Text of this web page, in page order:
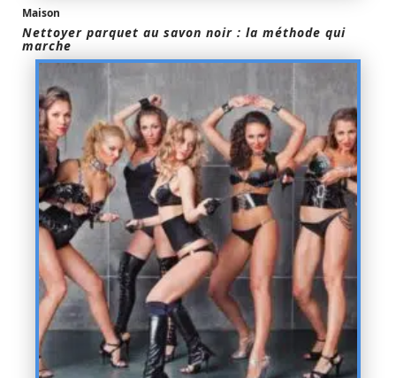
Maison
Nettoyer parquet au savon noir : la méthode qui
marche